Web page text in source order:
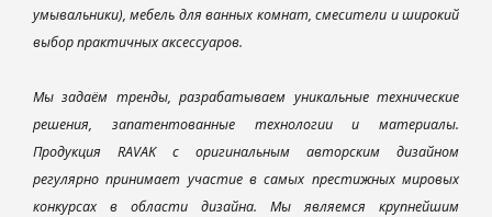
умывальники), мебель для ванных комнат, смесители и широкий
выбор практичных аксессуаров.
Мы задаём тренды, разрабатываем уникальные технические
решения, запатентованные технологии и материалы.
Продукция RAVAK с оригинальным авторским дизайном
регулярно принимает участие в самых престижных мировых
конкурсах в области дизайна. Мы являемся крупнейшим